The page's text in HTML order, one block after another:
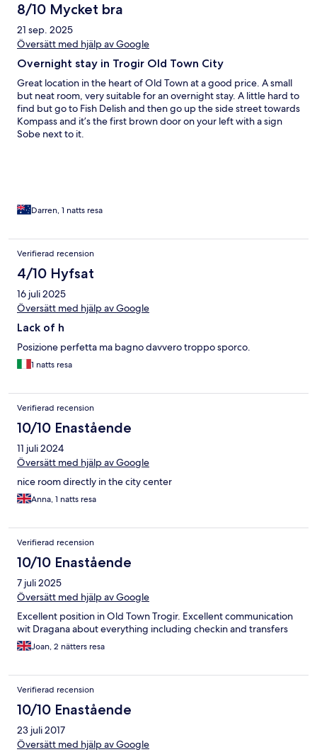
8/10 Mycket bra
21 sep. 2025
Översätt med hjälp av Google
Overnight stay in Trogir Old Town City
Great location in the heart of Old Town at a good price. A small
but neat room, very suitable for an overnight stay. A little hard to
find but go to Fish Delish and then go up the side street towards
Kompass and it’s the first brown door on your left with a sign
Sobe next to it.
Darren, 1 natts resa
Verifierad recension
4/10 Hyfsat
16 juli 2025
Översätt med hjälp av Google
Lack of h
Posizione perfetta ma bagno davvero troppo sporco.
1 natts resa
Verifierad recension
10/10 Enastående
11 juli 2024
Översätt med hjälp av Google
nice room directly in the city center
Anna, 1 natts resa
Verifierad recension
10/10 Enastående
7 juli 2025
Översätt med hjälp av Google
Excellent position in Old Town Trogir. Excellent communication
wit Dragana about everything including checkin and transfers
Joan, 2 nätters resa
Verifierad recension
10/10 Enastående
23 juli 2017
Översätt med hjälp av Google